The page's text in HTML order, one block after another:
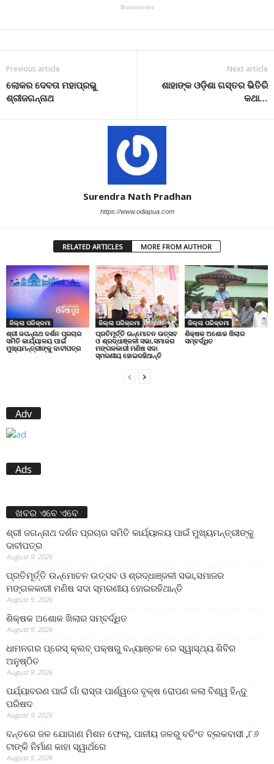
Previous article
ଲୋକର ଦେବତା ମହାପ୍ରଭୁ
ଶ୍ରୀଜଗନ୍ନାଥ
Next article
ଶାହାଙ୍କ ଓଡ଼ିଶା ଗସ୍ତର ଭିତିରି
କଥା…
Surendra Nath Pradhan
https://www.odiapua.com
RELATED ARTICLES MORE FROM AUTHOR
ଜିଲ୍ଲା ପରିକ୍ରମା
ଶ୍ରୀ ଜଗନ୍ନାଥ ଦର୍ଶନ ପ୍ରଚାର
ସମିତି କାର୍ଯ୍ୟାଳୟ ପାଇଁ
ମୁଖ୍ୟମନ୍ତ୍ରୀଙ୍କୁ ଦାବୀପତ୍ର
ଜିଲ୍ଲା ପରିକ୍ରମା
ପ୍ରତିମୂର୍ତ୍ତି ଉନ୍ମୋଚନ ଉତ୍ସବ
ଓ ଶ୍ରଦ୍ଧାଞ୍ଜଳୀ ସଭା,ସମାଜର
ମଙ୍ଗଳକାରୀ ମଣିଷ ସଦା
ସ୍ମରଣୀୟ ହୋଇରହିଥାନ୍ତି
ଜିଲ୍ଲା ପରିକ୍ରମା
ଶିକ୍ଷକ ଅଶୋକ ଖିଲାର
ସମ୍ବର୍ଦ୍ଧିତ
Adv
Ads
ଖବର ଏବେ ଏବେ
ଶ୍ରୀ ଜଗନ୍ନାଥ ଦର୍ଶନ ପ୍ରଚାର ସମିତି କାର୍ଯ୍ୟାଳୟ ପାଇଁ ମୁଖ୍ୟମନ୍ତ୍ରୀଙ୍କୁ
ଦାବୀପତ୍ର
August 9, 2026
ପ୍ରତିମୂର୍ତ୍ତି ଉନ୍ମୋଚନ ଉତ୍ସବ ଓ ଶ୍ରଦ୍ଧାଞ୍ଜଳୀ ସଭା,ସମାଜର
ମଙ୍ଗଳକାରୀ ମଣିଷ ସଦା ସ୍ମରଣୀୟ ହୋଇରହିଥାନ୍ତି
August 9, 2026
ଶିକ୍ଷକ ଅଶୋକ ଖିଲାର ସମ୍ବର୍ଦ୍ଧିତ
August 9, 2026
ଧାମନଗର ପ୍ରେସ୍ କ୍ଲବ୍ ପକ୍ଷରୁ ବନ୍ୟାଞ୍ଚଳ ରେ ସ୍ୱାସ୍ଥ୍ୟ ଶିବିର
ଅନୁଷ୍ଠିତ
August 9, 2026
ପର୍ଯ୍ୟାବରଣ ପାଇଁ ଗାଁ ରାସ୍ତା ପାର୍ଶ୍ୱରେ ବୃକ୍ଷ ରୋପଣ କଲା ବିଶ୍ୱ ହିନ୍ଦୁ
ପରିଷଦ
August 9, 2026
ବନ୍ତରେ ଜଳ ଯୋଗାଣ ମିଶନ ଫେଲ୍‌, ପାନୀୟ ଜଳରୁ ବଚିଂତ ବ୍ଲକବାସୀ ,୮୬
ଟାଙ୍କି ନିର୍ମାଣ କାହା ସ୍ୱାର୍ଥରେ
August 9, 2026